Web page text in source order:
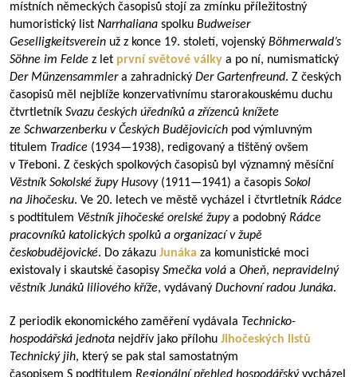
místních německých časopisů stojí za zmínku příležitostný
humoristický list Narrhaliana spolku Budweiser
Geselligkeitsverein už z konce 19. století, vojenský Böhmerwald’s
Söhne im Felde z let první světové války a po ní, numismatický
Der Münzensammlera zahradnický Der Gartenfreund. Z českých
časopisů měl nejblíže konzervativnímu starorakouskému duchu
čtvrtletník Svazu českých úředníků a zřízenců knížete
ze Schwarzenberku v Českých Budějovicích pod výmluvným
titulem Tradice (1934—1938), redigovaný a tištěný ovšem
v Třeboni. Z českých spolkových časopisů byl významný měsíční
Věstník Sokolské župy Husovy(1911—1941) a časopis Sokol
na Jihočesku. Ve 20. letech ve městě vycházel i čtvrtletník Rádce
s podtitulem Věstník jihočeské orelské župya podobný Rádce
pracovníků katolických spolků a organizací v župě
českobudějovické. Do zákazu Junáka za komunistické moci
existovaly i skautské časopisy Smečka volá a Oheň, nepravidelný
věstník Junáků liliového kříže, vydávaný Duchovní radou Junáka.
Z periodik ekonomického zaměření vydávala Technicko-
hospodářská jednota nejdřív jako přílohu Jihočeských listů
Technický jih, který se pak stal samostatným